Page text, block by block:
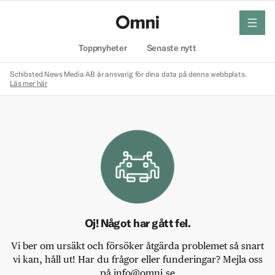
Toppnyheter Senaste nytt
meny
Schibsted News Media AB är ansvarig för dina data på denna webbplats.
Läs mer här
Oj! Något har gått fel.
Vi ber om ursäkt och försöker åtgärda problemet så snart
vi kan, håll ut! Har du frågor eller funderingar? Mejla oss